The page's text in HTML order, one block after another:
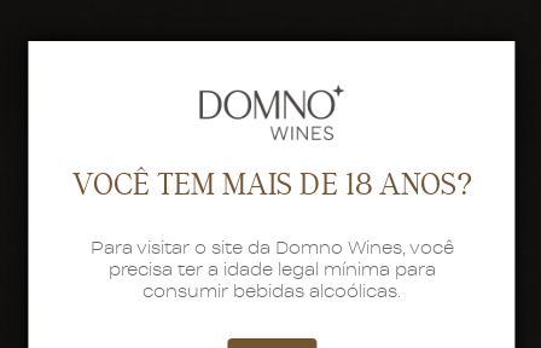
VOCÊ TEM MAIS DE 18 ANOS?
Para visitar o site da Domno Wines, você
precisa ter a idade legal mínima para
consumir bebidas alcoólicas.